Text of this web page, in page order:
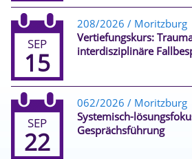
SEP
15
208/2026 / Moritzburg
Vertiefungskurs:
interdisziplinäre
SEP
22
062/2026 / Moritzburg
Systemisch-
Gesprächsführung